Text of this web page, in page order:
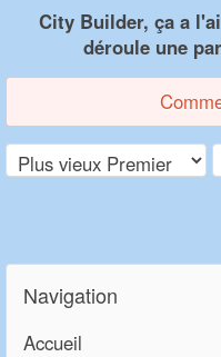
City Builder, ça a
déroule une
Navigation
Accueil